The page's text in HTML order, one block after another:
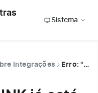
Sistema
Integrações Erro: "Sua conta INK já está associada a outra loja..."